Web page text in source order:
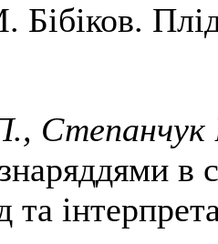
Бібіков.
в